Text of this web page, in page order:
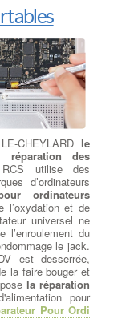
ver informatique
vulnérabilités
le contrôle
très dangereux
sensibles,
de passe.
ver informatique
de contrôle
nucléaire
armes
infrastructures
à circuler
demandait une
de type
(IoT) pour
ensuite être
a évolué pour
et dangereux. Il
propager d'autres
et malwares
des menaces
CHEYLARD le
des
utilise des
d’ordinateurs
ordinateurs
l’oxydation et de
universel ne
l’enroulement du
le jack.
est desserrée,
la faire bouger et
la réparation
pour
Pour Ordi